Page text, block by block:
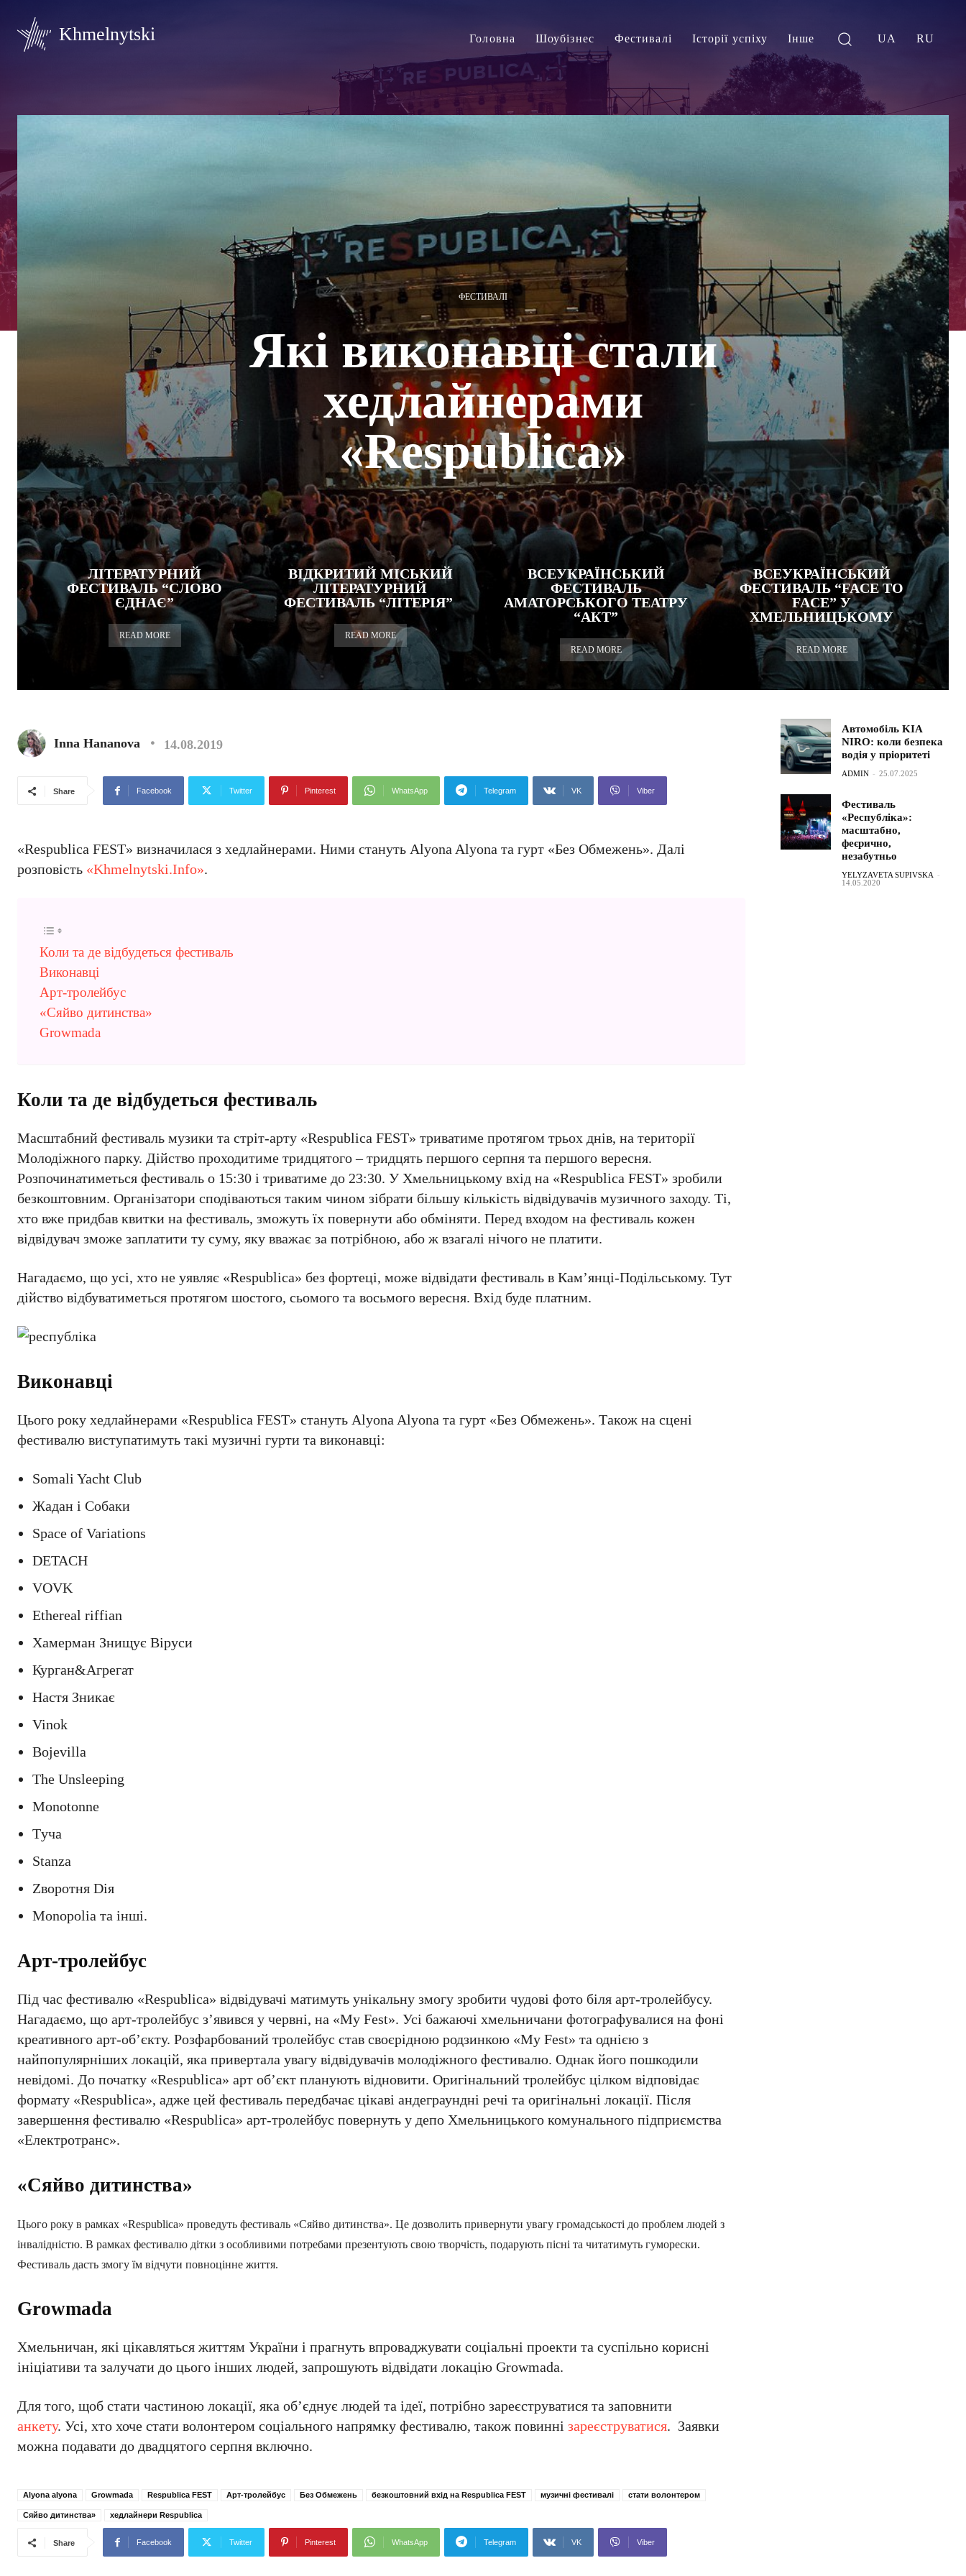
Khmelnytski Головна Шоубізнес Фестивалі Історії успіху Інше UA RU
ФЕСТИВАЛІ
Які виконавці стали
хедлайнерами
«Respublica»
ЛІТЕРАТУРНИЙ
ФЕСТИВАЛЬ “СЛОВО
ЄДНАЄ”
READ MORE
ВІДКРИТИЙ МІСЬКИЙ
ЛІТЕРАТУРНИЙ
ФЕСТИВАЛЬ “ЛІТЕРІЯ”
READ MORE
ВСЕУКРАЇНСЬКИЙ
ФЕСТИВАЛЬ
АМАТОРСЬКОГО ТЕАТРУ
“АКТ”
READ MORE
ВСЕУКРАЇНСЬКИЙ
ФЕСТИВАЛЬ “FACE TO
FACE” У
ХМЕЛЬНИЦЬКОМУ
READ MORE
Inna Hananova 14.08.2019
Share Facebook Twitter Pinterest WhatsApp Telegram VK Viber
«Respublica FEST» визначилася з хедлайнерами. Ними стануть Alyona Alyona та гурт «Без Обмежень». Далі
розповість «Khmelnytski.Info».
Коли та де відбудеться фестиваль
Виконавці
Арт-тролейбус
«Сяйво дитинства»
Growmada
Коли та де відбудеться фестиваль
Масштабний фестиваль музики та стріт-арту «Respublica FEST» триватиме протягом трьох днів, на території
Молодіжного парку. Дійство проходитиме тридцятого – тридцять першого серпня та першого вересня.
Розпочинатиметься фестиваль о 15:30 і триватиме до 23:30. У Хмельницькому вхід на «Respublica FEST» зробили
безкоштовним. Організатори сподіваються таким чином зібрати більшу кількість відвідувачів музичного заходу. Ті,
хто вже придбав квитки на фестиваль, зможуть їх повернути або обміняти. Перед входом на фестиваль кожен
відвідувач зможе заплатити ту суму, яку вважає за потрібною, або ж взагалі нічого не платити.
Нагадаємо, що усі, хто не уявляє «Respublica» без фортеці, може відвідати фестиваль в Кам’янці-Подільському. Тут
дійство відбуватиметься протягом шостого, сьомого та восьмого вересня. Вхід буде платним.
Виконавці
Цього року хедлайнерами «Respublica FEST» стануть Alyona Alyona та гурт «Без Обмежень». Також на сцені
фестивалю виступатимуть такі музичні гурти та виконавці:
Somali Yacht Club
Жадан і Собаки
Space of Variations
DETACH
VOVK
Ethereal riffian
Хамерман Знищує Віруси
Курган&Агрегат
Настя Зникає
Vinok
Bojevilla
The Unsleeping
Monotonne
Tуча
Stanza
Zворотня Dія
Monopolia та інші.
Арт-тролейбус
Під час фестивалю «Respublica» відвідувачі матимуть унікальну змогу зробити чудові фото біля арт-тролейбусу.
Нагадаємо, що арт-тролейбус з’явився у червні, на «My Fest». Усі бажаючі хмельничани фотографувалися на фоні
креативного арт-об’єкту. Розфарбований тролейбус став своєрідною родзинкою «My Fest» та однією з
найпопулярніших локацій, яка привертала увагу відвідувачів молодіжного фестивалю. Однак його пошкодили
невідомі. До початку «Respublica» арт об’єкт планують відновити. Оригінальний тролейбус цілком відповідає
формату «Respublica», адже цей фестиваль передбачає цікаві андеграундні речі та оригінальні локації. Після
завершення фестивалю «Respublica» арт-тролейбус повернуть у депо Хмельницького комунального підприємства
«Електротранс».
«Сяйво дитинства»
Цього року в рамках «Respublica» проведуть фестиваль «Сяйво дитинства». Це дозволить привернути увагу громадськості до проблем людей з
інвалідністю. В рамках фестивалю дітки з особливими потребами презентують свою творчість, подарують пісні та читатимуть гуморески.
Фестиваль дасть змогу їм відчути повноцінне життя.
Growmada
Хмельничан, які цікавляться життям України і прагнуть впроваджувати соціальні проекти та суспільно корисні
ініціативи та залучати до цього інших людей, запрошують відвідати локацію Growmada.
Для того, щоб стати частиною локації, яка об’єднує людей та ідеї, потрібно зареєструватися та заповнити
анкету. Усі, хто хоче стати волонтером соціального напрямку фестивалю, також повинні зареєструватися. Заявки
можна подавати до двадцятого серпня включно.
Alyona alyona Growmada Respublica FEST Арт-тролейбус Без Обмежень безкоштовний вхід на Respublica FEST музичні фестивалі стати волонтером
Сяйво дитинства» хедлайнери Respublica
Share Facebook Twitter Pinterest WhatsApp Telegram VK Viber
Автомобіль KIA
NIRO: коли безпека
водія у пріоритеті
ADMIN - 25.07.2025
Фестиваль
«Республіка»:
масштабно,
феєрично,
незабутньо
YELYZAVETA SUPIVSKA -
14.05.2020